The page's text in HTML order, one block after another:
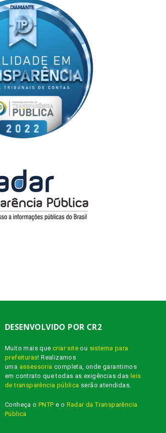
DESENVOLVIDO POR CR2
Muito mais quecriar site ou sistema para
prefeituras! Realizamos
uma assessoria completa, onde garantimos
em contrato que todas as exigências das leis
de transparência pública serão atendidas.
Conheça oPNTP e o Radar da Transparência
Pública